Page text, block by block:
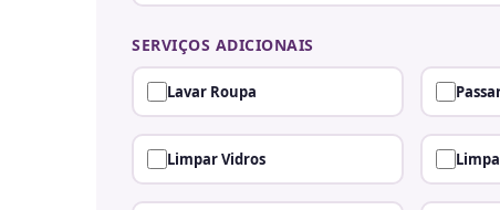
SERVIÇOS ADICIONAIS
Lavar Roupa
Limpar Vidros